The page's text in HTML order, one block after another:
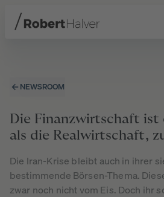
NEWSROOM
Die Finanzwirtschaft
als die Realwirtschaft,
Die Iran-Krise bleibt auch in ihrer
bestimmende Börsen-Thema.
zwar noch nicht vom Eis. Doch ihr